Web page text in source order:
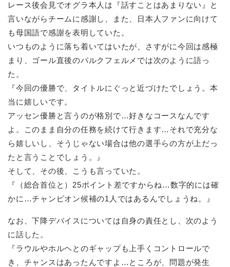
レース後会見でオグラ本人は『話すことはあまりない』と
言いながらチームに感謝し、また、日本人ファンに向けて
も母国語で感謝を表明していた。
いつものように落ち着いてはいたが、さすがに今回は感極
まり、ゴール直後のパルクフェルメでは次のように語っ
た。
『今回の優勝で、タイトルにぐっと近づけたでしょう。本
当に嬉しいです。
アッセン優勝と言うのが格別で…好きなコースなんです
よ。このまま自分の任務を続けて行きます…それで充分な
ら嬉しいし、そうじゃない場合は他の選手らの方が上だっ
たと言うことでしょう。』
そして、その後、こうも言っていた。
『（総合首位と）25ポイント差ですからね…数字的には確
かに…チャンピオン候補の1人ではあるんでしょうね。』
なお、下降デバイスについては自身の責任とし、次のよう
に話した。
『ラウルやホルヘとのギャップも上手くコントロールで
き、チャンスはあったんですよ…ところが、問題が発生